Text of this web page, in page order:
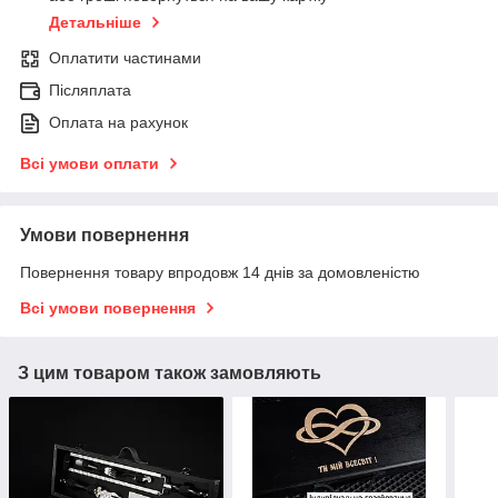
Детальніше
Оплатити частинами
Післяплата
Оплата на рахунок
Всі умови оплати
Умови повернення
Повернення товару впродовж 14 днів за домовленістю
Всі умови повернення
З цим товаром також замовляють